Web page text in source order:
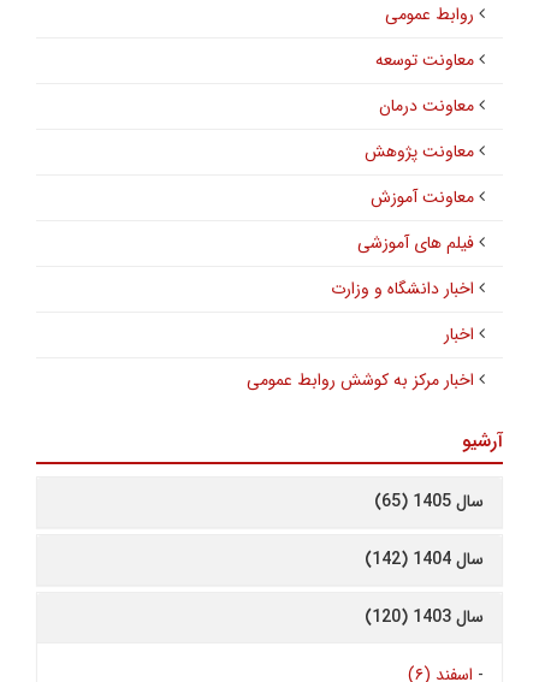
روابط عمومی
معاونت توسعه
معاونت درمان
معاونت پژوهش
معاونت آموزش
فیلم های آموزشی
اخبار دانشگاه و وزارت
اخبار
اخبار مرکز به کوشش روابط عمومی
آرشیو
سال 1405 (65)
سال 1404 (142)
سال 1403 (120)
- اسفند (۶)